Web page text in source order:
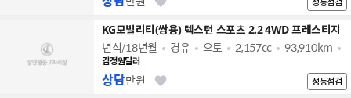
KG모빌리티(쌍용) 렉스턴 스포츠 2.2 4WD 프레스티지
년식/18년월 경유 오토 2,157cc 93,910km
김정원딜러
성능점검
상담만원